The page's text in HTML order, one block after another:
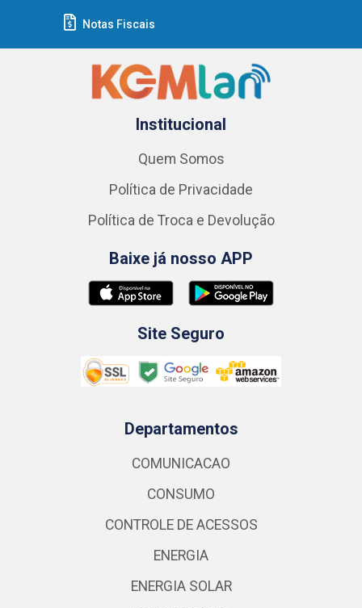
Notas Fiscais
Institucional
Quem Somos
Política de Privacidade
Política de Troca e Devolução
Baixe já nosso APP
Site Seguro
Departamentos
COMUNICACAO
CONSUMO
CONTROLE DE ACESSOS
ENERGIA
ENERGIA SOLAR